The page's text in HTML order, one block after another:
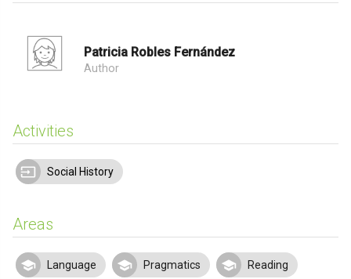
Patricia Robles Fernández
Author
Activities
Social History
Areas
Language Pragmatics Reading